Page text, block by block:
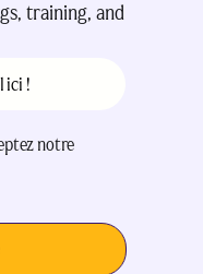
training, and
notre